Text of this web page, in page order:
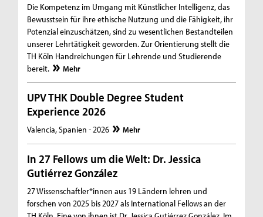
Die Kompetenz im Umgang mit Künstlicher Intelligenz, das
Bewusstsein für ihre ethische Nutzung und die Fähigkeit, ihr
Potenzial einzuschätzen, sind zu wesentlichen Bestandteilen
unserer Lehrtätigkeit geworden. Zur Orientierung stellt die
TH Köln Handreichungen für Lehrende und Studierende
bereit.
Mehr
UPV THK Double Degree Student
Experience 2026
Valencia, Spanien - 2026 Mehr
In 27 Fellows um die Welt: Dr. Jessica
Gutiérrez González
27 Wissenschaftler*innen aus 19 Ländern lehren und
forschen von 2025 bis 2027 als International Fellows an der